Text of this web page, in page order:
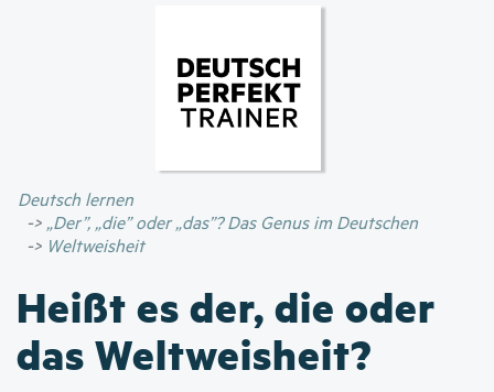
Inhalt
Deutsch lernen
„Der”, „die” oder „das”? Das Genus im Deutschen
Weltweisheit
Heißt es der, die oder
das Weltweisheit?